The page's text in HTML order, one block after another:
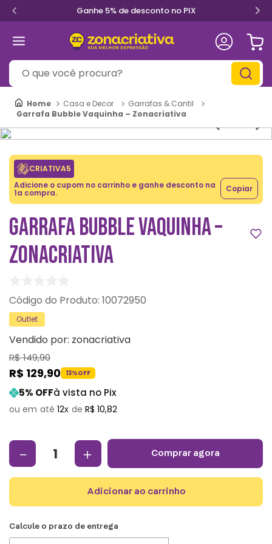
Ganhe 5% de desconto no PIX
O que você procura?
Casa e Decor
Garrafas & Cantil
Garrafa Bubble Vaquinha – Zonacriativa
CRIATIVA5
Adicione o cupom no carrinho e ganhe desconto na
1a compra. Copiar
GARRAFA BUBBLE VAQUINHA –
ZONACRIATIVA
: 10072950
Outlet
Vendido por: zonacriativa
R$149,90
R$ 129,90 13%OFF
5% OFFà vista no Pix
12 R$ 10,82
＋
－ comprar agora
adicionar ao carrinho